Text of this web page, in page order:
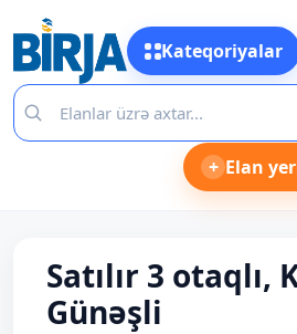
Kateqoriyalar
+ Elan
Satılır 3 otaqlı,
Günəşli